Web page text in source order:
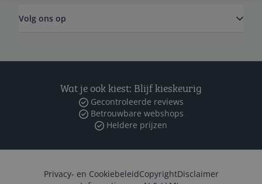
Volg ons op
Wat je ook kiest: Blijf kieskeurig
Gecontroleerde reviews
Betrouwbare webshops
Heldere prijzen
Privacy- en CookiebeleidCopyrightDisclaimer